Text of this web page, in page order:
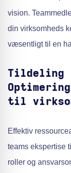
vision.
din virksomheds
væsentligt til en
Tildeling
til
Effektiv
teams ekspertise
roller og